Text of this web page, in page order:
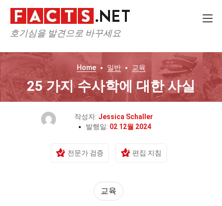
호기심을 발견으로 바꾸세요
Home 일반 교육
25 가지 수사학에 대한 사실
작성자: Jessica Schaller
발행일: 02 12월 2024
전문가 검증 편집 지침
교육